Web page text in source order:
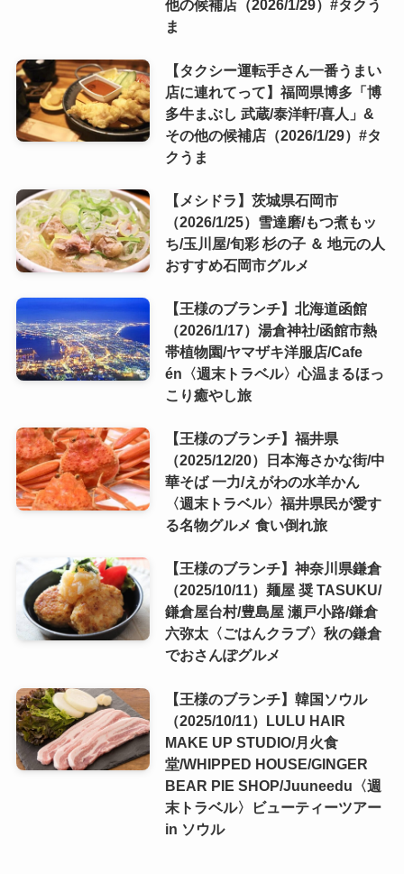
他の候補店（2026/1/29）#タクう
ま
【タクシー運転手さん一番うまい
店に連れてって】福岡県博多「博
多牛まぶし 武蔵/泰洋軒/喜人」&
その他の候補店（2026/1/29）#タ
クうま
【メシドラ】茨城県石岡市
（2026/1/25）雪達磨/もつ煮もッ
ち/玉川屋/旬彩 杉の子 ＆ 地元の人
おすすめ石岡市グルメ
【王様のブランチ】北海道函館
（2026/1/17）湯倉神社/函館市熱
帯植物園/ヤマザキ洋服店/Cafe
én〈週末トラベル〉心温まるほっ
こり癒やし旅
【王様のブランチ】福井県
（2025/12/20）日本海さかな街/中
華そば 一力/えがわの水羊かん
〈週末トラベル〉福井県民が愛す
る名物グルメ 食い倒れ旅
【王様のブランチ】神奈川県鎌倉
（2025/10/11）麺屋 奨 TASUKU/
鎌倉屋台村/豊島屋 瀬戸小路/鎌倉
六弥太〈ごはんクラブ〉秋の鎌倉
でおさんぽグルメ
【王様のブランチ】韓国ソウル
（2025/10/11）LULU HAIR
MAKE UP STUDIO/月火食
堂/WHIPPED HOUSE/GINGER
BEAR PIE SHOP/Juuneedu〈週
末トラベル〉ビューティーツアー
in ソウル